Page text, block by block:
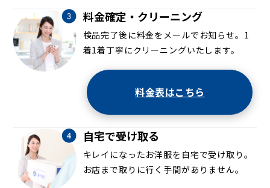
料金確定・クリーニング
検品完了後に料金をメールでお知らせ。1
着1着丁寧にクリーニングいたします。
料金表はこちら
自宅で受け取る
キレイになったお洋服を自宅で受け取り。
お店まで取りに行く手間がありません。